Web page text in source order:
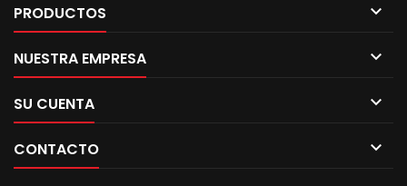
PRODUCTOS 
NUESTRA EMPRESA 
SU CUENTA 
CONTACTO 